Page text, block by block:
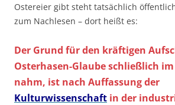
Ostereier gibt steht tatsächlich
zum Nachlesen – dort heißt es:
Der Grund für den kräftigen
Osterhasen-Glaube schließlich
nahm, ist nach Auffassung der
Kulturwissenschaft in der